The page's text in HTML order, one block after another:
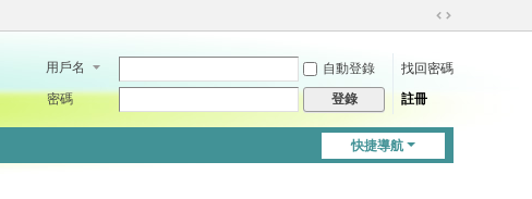
切
到
用戶名 自動登錄
找回密碼
密碼
登錄 註冊
快捷導航